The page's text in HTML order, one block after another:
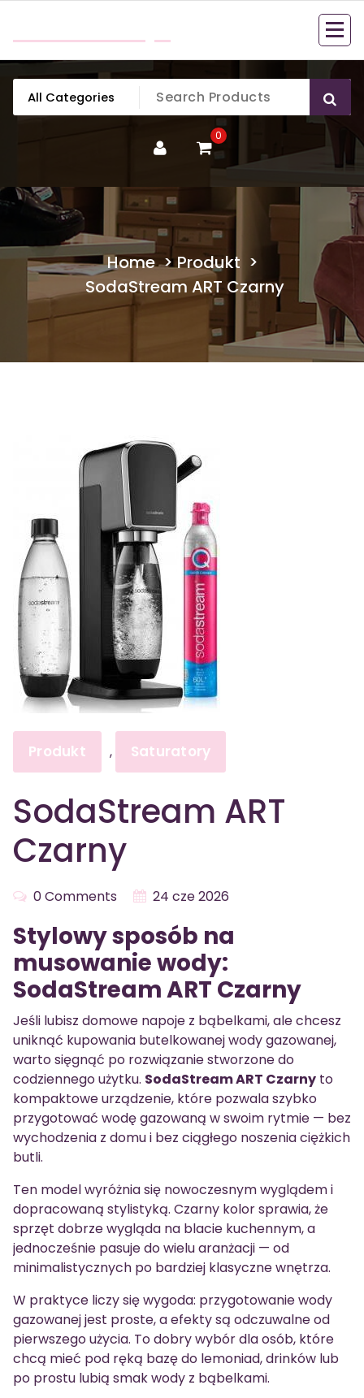
content
0
Home>Produkt >
SodaStream ART Czarny
Produkt , Saturatory
SodaStream ART
Czarny
0 Comments 24 cze 2026
Stylowy sposób na
musowanie wody:
SodaStream ART Czarny
Jeśli lubisz domowe napoje z bąbelkami, ale chcesz
uniknąć kupowania butelkowanej wody gazowanej,
warto sięgnąć po rozwiązanie stworzone do
codziennego użytku. SodaStream ART Czarny to
kompaktowe urządzenie, które pozwala szybko
przygotować wodę gazowaną w swoim rytmie — bez
wychodzenia z domu i bez ciągłego noszenia ciężkich
butli.
Ten model wyróżnia się nowoczesnym wyglądem i
dopracowaną stylistyką. Czarny kolor sprawia, że
sprzęt dobrze wygląda na blacie kuchennym, a
jednocześnie pasuje do wielu aranżacji — od
minimalistycznych po bardziej klasyczne wnętrza.
W praktyce liczy się wygoda: przygotowanie wody
gazowanej jest proste, a efekty są odczuwalne od
pierwszego użycia. To dobry wybór dla osób, które
chcą mieć pod ręką bazę do lemoniad, drinków lub
po prostu lubią smak wody z bąbelkami.